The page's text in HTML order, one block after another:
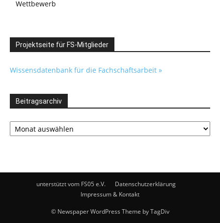
Wettbewerb
Projektseite für FS-Mitglieder
Wissensdatenbank für die Fachschaftsarbeit »
Beitragsarchiv
Beitragsarchiv
unterstützt vom FS05 e.V.
Datenschutzerklärung
Impressum & Kontakt
© Newspaper WordPress Theme by TagDiv